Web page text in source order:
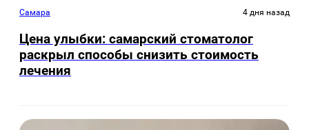
Самара 4 дня назад
Цена улыбки: самарский стоматолог
раскрыл способы снизить стоимость
лечения